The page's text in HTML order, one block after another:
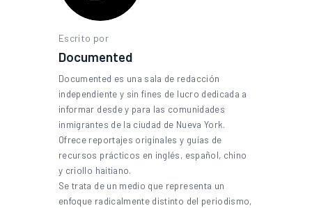
Escrito por
Documented
Documented es una sala de redacción
independiente y sin fines de lucro dedicada a
informar desde y para las comunidades
inmigrantes de la ciudad de Nueva York.
Ofrece reportajes originales y guías de
recursos prácticos en inglés, español, chino
y criollo haitiano.
Se trata de un medio que representa un
enfoque radicalmente distinto del periodismo,